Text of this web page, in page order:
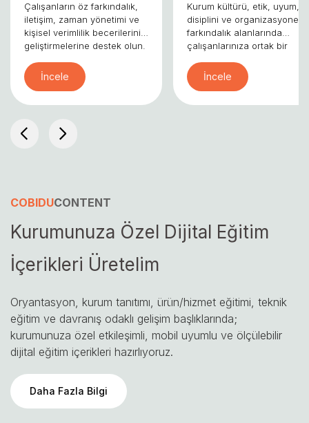
Çalışanların öz farkındalık,
iletişim, zaman yönetimi ve
kişisel verimlilik becerilerini
geliştirmelerine destek olun.
İncele
Kurum kültürü, etik, uyum, iş
disiplini ve organizasyonel
farkındalık alanlarında
çalışanlarınıza ortak bir
İncele
COBIDUCONTENT
Kurumunuza Özel Dijital Eğitim
İçerikleri Üretelim
Oryantasyon, kurum tanıtımı, ürün/hizmet eğitimi, teknik
eğitim ve davranış odaklı gelişim başlıklarında;
kurumunuza özel etkileşimli, mobil uyumlu ve ölçülebilir
dijital eğitim içerikleri hazırlıyoruz.
Daha Fazla Bilgi